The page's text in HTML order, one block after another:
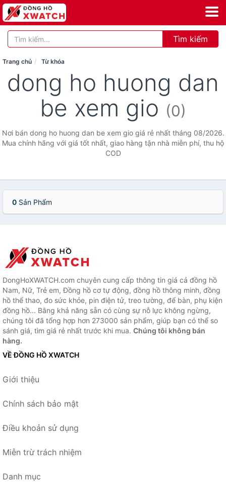
Tìm kiếm
Trang chủ Từ khóa
dong ho huong dan
be xem gio (0)
Nơi bán dong ho huong dan be xem gio giá rẻ nhất tháng 08/2026.
Mua chính hãng với giá tốt nhất, giao hàng tận nhà miễn phí, thu hộ
COD
0 Sản Phẩm
DongHoXWATCH.com chuyên cung cấp thông tin giá cả đồng hồ
Nam, Nữ, Trẻ em, Đồng hồ cơ tự động, đồng hồ thông minh, đồng
hồ thể thao, đo sức khỏe, pin điện tử, treo tường, để bàn, phụ kiện
đồng hồ... Bằng khả năng sẵn có cùng sự nỗ lực không ngừng,
chúng tôi đã tổng hợp hơn 273000 sản phẩm, giúp bạn có thể so
sánh giá, tìm giá rẻ nhất trước khi mua. Chúng tôi không bán
hàng.
VỀ ĐỒNG HỒ XWATCH
Giới thiệu
Chính sách bảo mật
Điều khoản sử dụng
Miễn trừ trách nhiệm
Danh mục